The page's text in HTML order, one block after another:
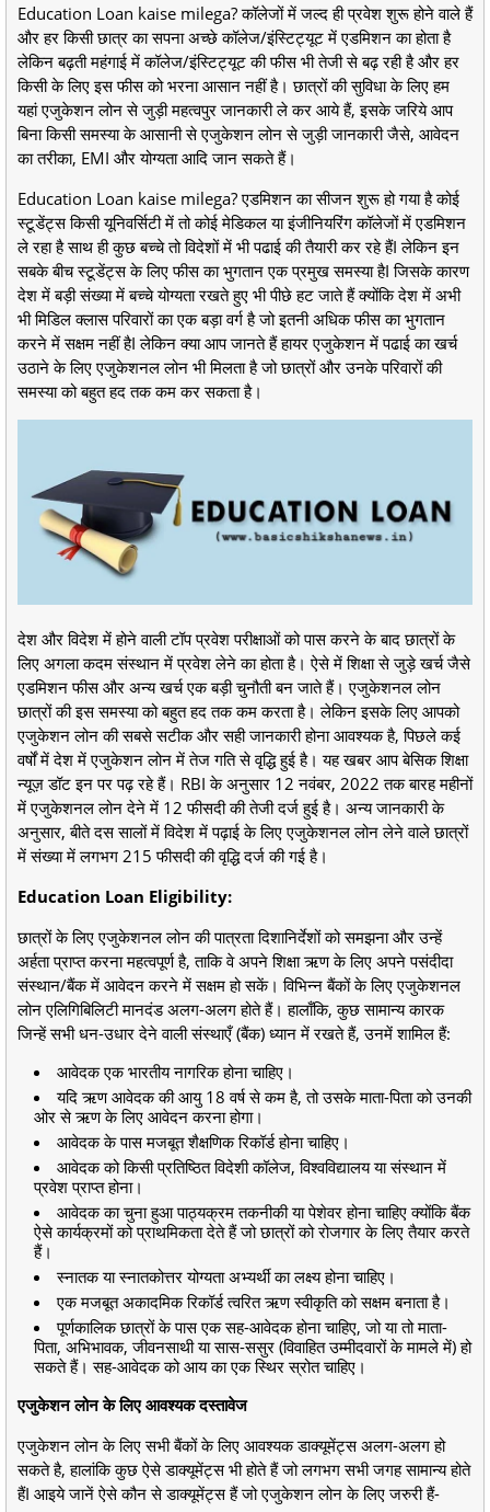
Education Loan kaise milega? कॉलेजों में जल्द ही प्रवेश शुरू होने वाले हैं
और हर किसी छात्र का सपना अच्छे कॉलेज/इंस्टिट्यूट में एडमिशन का होता है
लेकिन बढ़ती महंगाई में कॉलेज/इंस्टिट्यूट की फीस भी तेजी से बढ़ रही है और हर
किसी के लिए इस फीस को भरना आसान नहीं है। छात्रों की सुविधा के लिए हम
यहां एजुकेशन लोन से जुड़ी महत्वपुर जानकारी ले कर आये हैं, इसके जरिये आप
बिना किसी समस्या के आसानी से एजुकेशन लोन से जुड़ी जानकारी जैसे, आवेदन
का तरीका, EMI और योग्यता आदि जान सकते हैं।
Education Loan kaise milega? एडमिशन का सीजन शुरू हो गया है कोई
स्टूडेंट्स किसी यूनिवर्सिटी में तो कोई मेडिकल या इंजीनियरिंग कॉलेजों में एडमिशन
ले रहा है साथ ही कुछ बच्चे तो विदेशों में भी पढाई की तैयारी कर रहे हैंI लेकिन इन
सबके बीच स्टूडेंट्स के लिए फीस का भुगतान एक प्रमुख समस्या हैI जिसके कारण
देश में बड़ी संख्या में बच्चे योग्यता रखते हुए भी पीछे हट जाते हैं क्योंकि देश में अभी
भी मिडिल क्लास परिवारों का एक बड़ा वर्ग है जो इतनी अधिक फीस का भुगतान
करने में सक्षम नहीं हैI लेकिन क्या आप जानते हैं हायर एजुकेशन में पढाई का खर्च
उठाने के लिए एजुकेशनल लोन भी मिलता है जो छात्रों और उनके परिवारों की
समस्या को बहुत हद तक कम कर सकता है।
देश और विदेश में होने वाली टॉप प्रवेश परीक्षाओं को पास करने के बाद छात्रों के
लिए अगला कदम संस्थान में प्रवेश लेने का होता है। ऐसे में शिक्षा से जुड़े खर्च जैसे
एडमिशन फीस और अन्य खर्च एक बड़ी चुनौती बन जाते हैं। एजुकेशनल लोन
छात्रों की इस समस्या को बहुत हद तक कम करता है। लेकिन इसके लिए आपको
एजुकेशन लोन की सबसे सटीक और सही जानकारी होना आवश्यक है, पिछले कई
वर्षों में देश में एजुकेशन लोन में तेज गति से वृद्धि हुई है। यह खबर आप बेसिक शिक्षा
न्यूज़ डॉट इन पर पढ़ रहे हैं। RBI के अनुसार 12 नवंबर, 2022 तक बारह महीनों
में एजुकेशनल लोन देने में 12 फीसदी की तेजी दर्ज हुई है। अन्य जानकारी के
अनुसार, बीते दस सालों में विदेश में पढ़ाई के लिए एजुकेशनल लोन लेने वाले छात्रों
में संख्या में लगभग 215 फीसदी की वृद्धि दर्ज की गई है।
Education Loan Eligibility:
छात्रों के लिए एजुकेशनल लोन की पात्रता दिशानिर्देशों को समझना और उन्हें
अर्हता प्राप्त करना महत्वपूर्ण है, ताकि वे अपने शिक्षा ऋण के लिए अपने पसंदीदा
संस्थान/बैंक में आवेदन करने में सक्षम हो सकें। विभिन्न बैंकों के लिए एजुकेशनल
लोन एलिगिबिलिटी मानदंड अलग-अलग होते हैं। हालाँकि, कुछ सामान्य कारक
जिन्हें सभी धन-उधार देने वाली संस्थाएँ (बैंक) ध्यान में रखते हैं, उनमें शामिल हैं:
आवेदक एक भारतीय नागरिक होना चाहिए।
यदि ऋण आवेदक की आयु 18 वर्ष से कम है, तो उसके माता-पिता को उनकी
ओर से ऋण के लिए आवेदन करना होगा।
आवेदक के पास मजबूत शैक्षणिक रिकॉर्ड होना चाहिए।
आवेदक को किसी प्रतिष्ठित विदेशी कॉलेज, विश्वविद्यालय या संस्थान में
प्रवेश प्राप्त होना।
आवेदक का चुना हुआ पाठ्यक्रम तकनीकी या पेशेवर होना चाहिए क्योंकि बैंक
ऐसे कार्यक्रमों को प्राथमिकता देते हैं जो छात्रों को रोजगार के लिए तैयार करते
हैं।
स्नातक या स्नातकोत्तर योग्यता अभ्यर्थी का लक्ष्य होना चाहिए।
एक मजबूत अकादमिक रिकॉर्ड त्वरित ऋण स्वीकृति को सक्षम बनाता है।
पूर्णकालिक छात्रों के पास एक सह-आवेदक होना चाहिए, जो या तो माता-
पिता, अभिभावक, जीवनसाथी या सास-ससुर (विवाहित उम्मीदवारों के मामले में) हो
सकते हैं। सह-आवेदक को आय का एक स्थिर स्रोत चाहिए।
एजुकेशन लोन के लिए आवश्यक दस्तावेज
एजुकेशन लोन के लिए सभी बैंकों के लिए आवश्यक डाक्यूमेंट्स अलग-अलग हो
सकते है, हालांकि कुछ ऐसे डाक्यूमेंट्स भी होते हैं जो लगभग सभी जगह सामान्य होते
हैंI आइये जानें ऐसे कौन से डाक्यूमेंट्स हैं जो एजुकेशन लोन के लिए जरुरी हैं-